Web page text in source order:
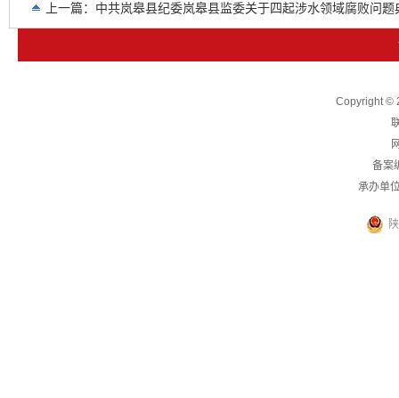
上一篇： 中共岚皋县纪委岚皋县监委关于四起涉水领域腐败问题
Copyright ©
备案
承办单